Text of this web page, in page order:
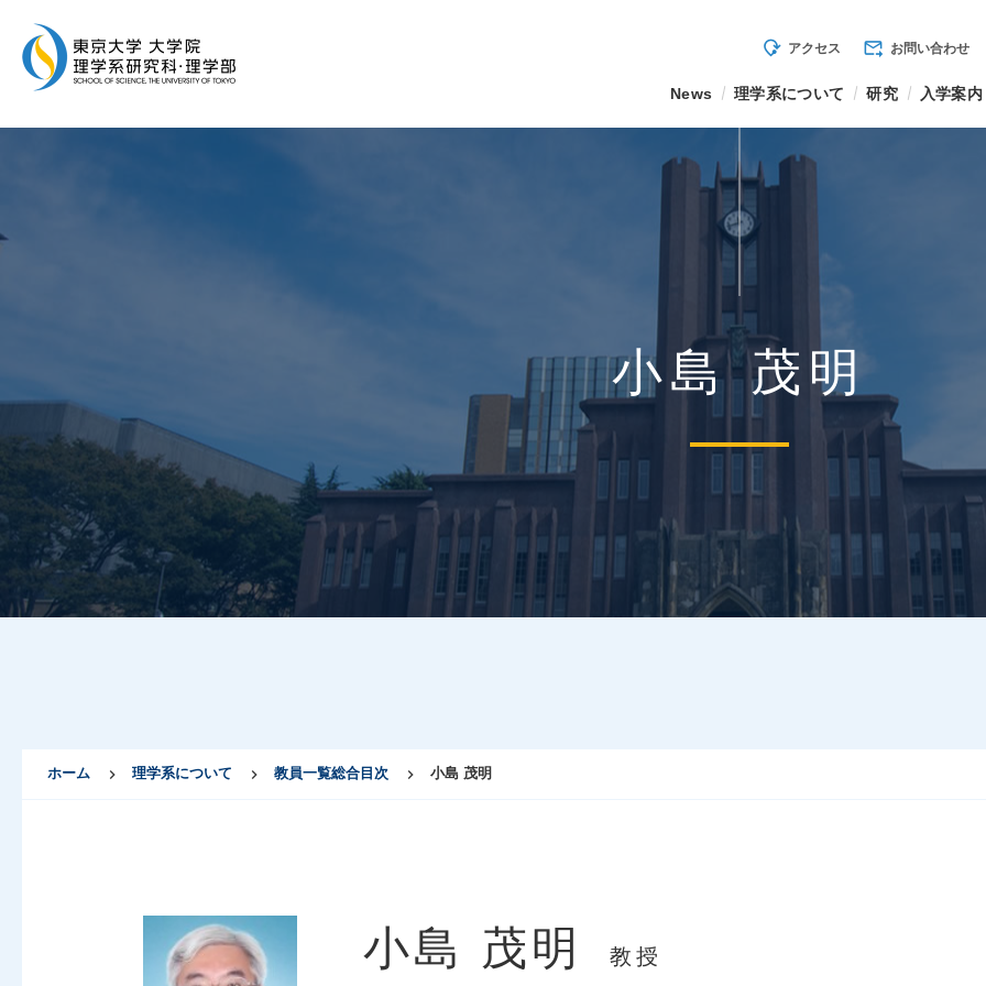
mode_of_travel アクセス forward_to_inbox お問い合わせ
News 理学系について 研究 入学案内
小島 茂明
ホーム 理学系について 教員一覧総合目次 小島 茂明
小島 茂明 教授